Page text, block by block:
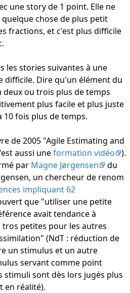
une story de 1 point. Elle ne
chose de plus petit
fractions, et c'est plus difficile
les stories suivantes à une
difficile. Dire qu'un élément du
ou trois plus de temps
plus facile et plus juste
fois plus de temps.
de 2005 "Agile Estimating and
aussi uneformation vidéo
).
par Magne Jørgensen
du
un chercheur de renom
impliquant 62
que "utiliser une petite
avait tendance à
petites pour les autres
(NdT : réduction de
un stimulus et un autre
servant comme point
stimuli sont dès lors jugés plus
en réalité).